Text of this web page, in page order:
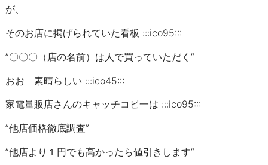
が、
そのお店に掲げられていた看板 :::ico95:::
”〇〇〇（店の名前）は人で買っていただく”
おお 素晴らしい :::ico45:::
家電量販店さんのキャッチコピ一は :::ico95:::
”他店価格徹底調査”
”他店より１円でも高かったら値引きします”